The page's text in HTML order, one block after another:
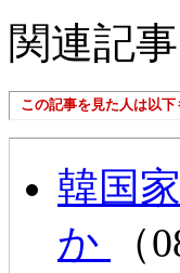
関連記事
この記事を見た人は以
韓国
か
（